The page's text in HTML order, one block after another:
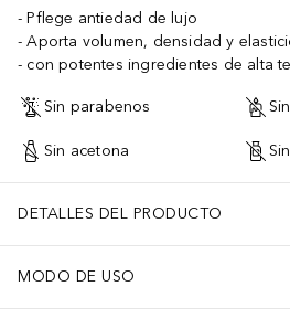
Pflege antiedad de lujo
Aporta volumen, densidad y
con potentes ingredientes de alta
Sin parabenos
Sin acetona
DETALLES DEL PRODUCTO
MODO DE USO